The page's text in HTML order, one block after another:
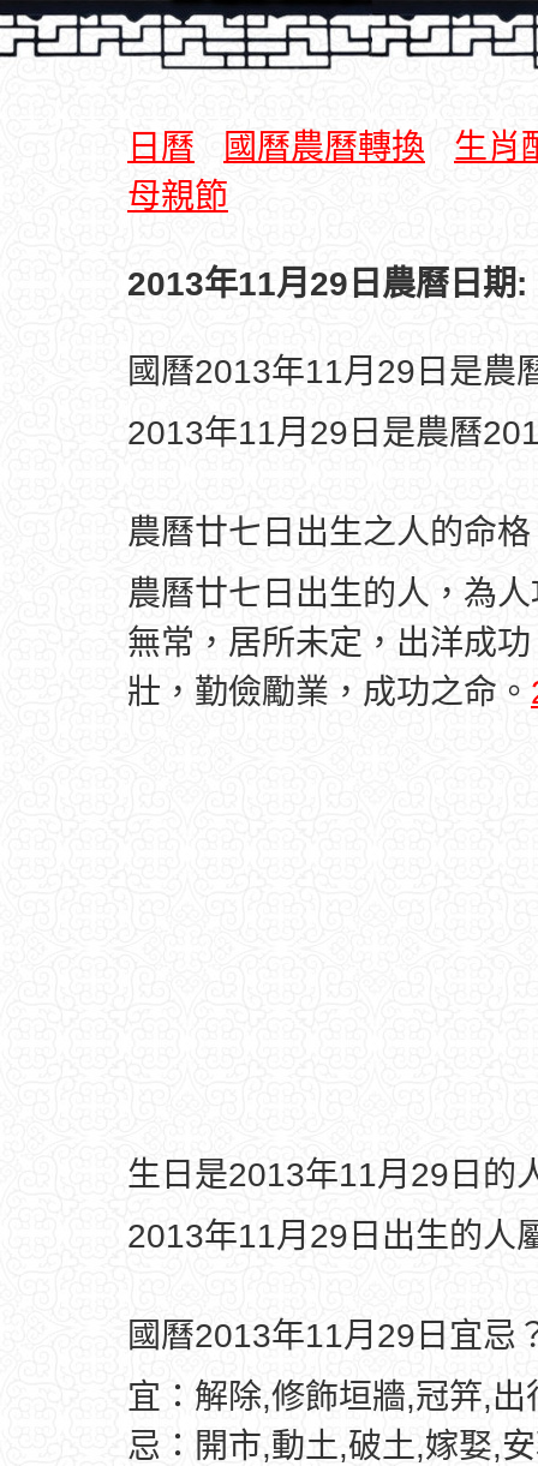
日曆 國曆農曆轉換
生肖
母親節
2013年11月29日農曆日期:
國曆2013年11月29日是農
2013年11月29日是農曆
農曆廿七日出生之人的命
農曆廿七日出生的人，為
無常，居所未定，出洋成
壯，勤儉勵業，成功之命。
生日是2013年11月29日的
2013年11月29日出生的人
國曆2013年11月29日宜忌
宜：解除,修飾垣牆,冠笄,出
忌：開市,動土,破土,嫁娶,